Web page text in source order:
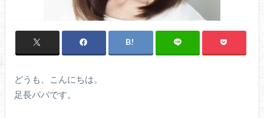
どうも、こんにちは。
足長パパです。